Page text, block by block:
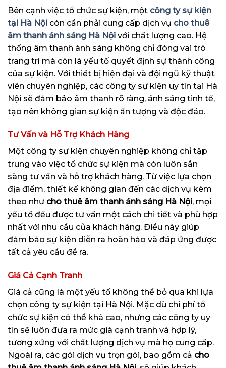
Bên cạnh việc tổ chức sự kiện, một công ty sự kiện
tại Hà Nội còn cần phải cung cấp dịch vụ cho thuê
âm thanh ánh sáng Hà Nội với chất lượng cao. Hệ
thống âm thanh ánh sáng không chỉ đóng vai trò
trang trí mà còn là yếu tố quyết định sự thành công
của sự kiện. Với thiết bị hiện đại và đội ngũ kỹ thuật
viên chuyên nghiệp, các công ty sự kiện uy tín tại Hà
Nội sẽ đảm bảo âm thanh rõ ràng, ánh sáng tinh tế,
tạo nên không gian sự kiện ấn tượng và độc đáo.
Tư Vấn và Hỗ Trợ Khách Hàng
Một công ty sự kiện chuyên nghiệp không chỉ tập
trung vào việc tổ chức sự kiện mà còn luôn sẵn
sàng tư vấn và hỗ trợ khách hàng. Từ việc lựa chọn
địa điểm, thiết kế không gian đến các dịch vụ kèm
theo như cho thuê âm thanh ánh sáng Hà Nội, mọi
yếu tố đều được tư vấn một cách chi tiết và phù hợp
nhất với nhu cầu của khách hàng. Điều này giúp
đảm bảo sự kiện diễn ra hoàn hảo và đáp ứng được
tất cả yêu cầu đề ra.
Giá Cả Cạnh Tranh
Giá cả cũng là một yếu tố không thể bỏ qua khi lựa
chọn công ty sự kiện tại Hà Nội. Mặc dù chi phí tổ
chức sự kiện có thể khá cao, nhưng các công ty uy
tín sẽ luôn đưa ra mức giá cạnh tranh và hợp lý,
tương xứng với chất lượng dịch vụ mà họ cung cấp.
Ngoài ra, các gói dịch vụ trọn gói, bao gồm cả cho